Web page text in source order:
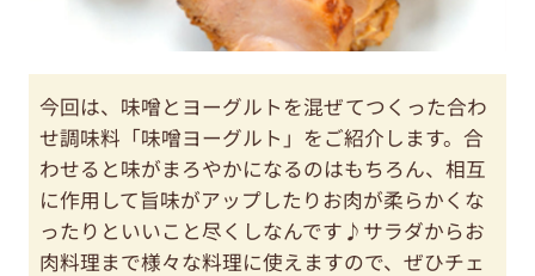
今回は、味噌とヨーグルトを混ぜてつくった合わ
せ調味料「味噌ヨーグルト」をご紹介します。合
わせると味がまろやかになるのはもちろん、相互
に作用して旨味がアップしたりお肉が柔らかくな
ったりといいこと尽くしなんです♪サラダからお
肉料理まで様々な料理に使えますので、ぜひチェ